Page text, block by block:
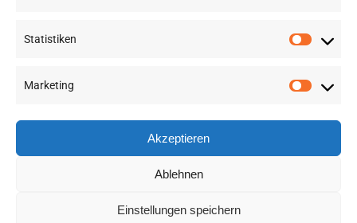
Statistiken
Marketing
Akzeptieren
Ablehnen
Einstellungen speichern
©2026 RSA FG | Presse|AGB|